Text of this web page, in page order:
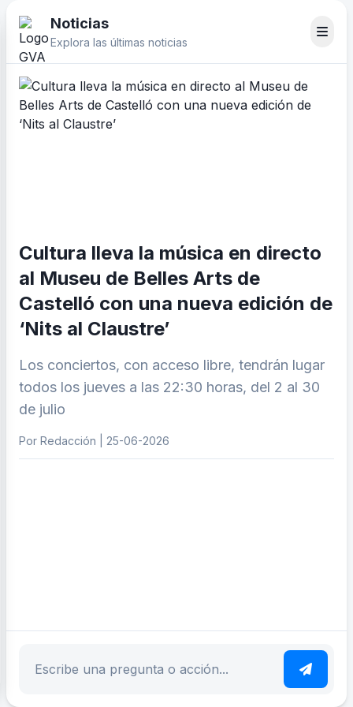
Noticias
Explora las últimas noticias
Cultura lleva la música en directo
al Museu de Belles Arts de
Castelló con una nueva edición de
‘Nits al Claustre’
Los conciertos, con acceso libre, tendrán lugar
todos los jueves a las 22:30 horas, del 2 al 30
de julio
Por Redacción | 25-06-2026
Escribe tu pregunta